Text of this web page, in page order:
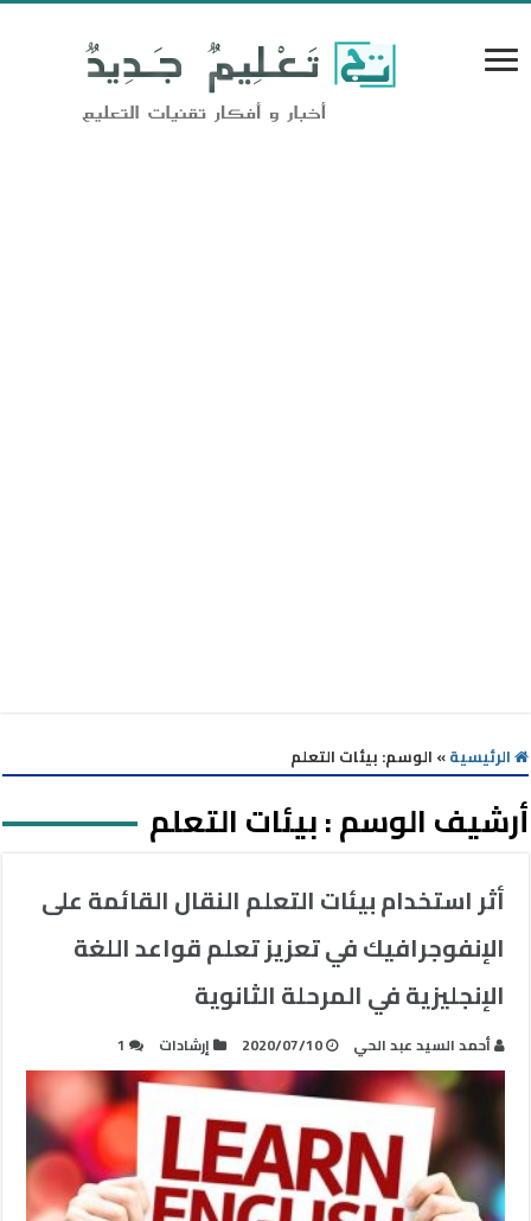
الرئيسية» الوسم: بيئات التعلم
أرشيف الوسم :بيئات التعلم
أثر استخدام بيئات التعلم النقال القائمة على
الإنفوجرافيك في تعزيز تعلم قواعد اللغة
الإنجليزية في المرحلة الثانوية
أحمد السيد عبد الحي 2020/07/10 إرشادات 1